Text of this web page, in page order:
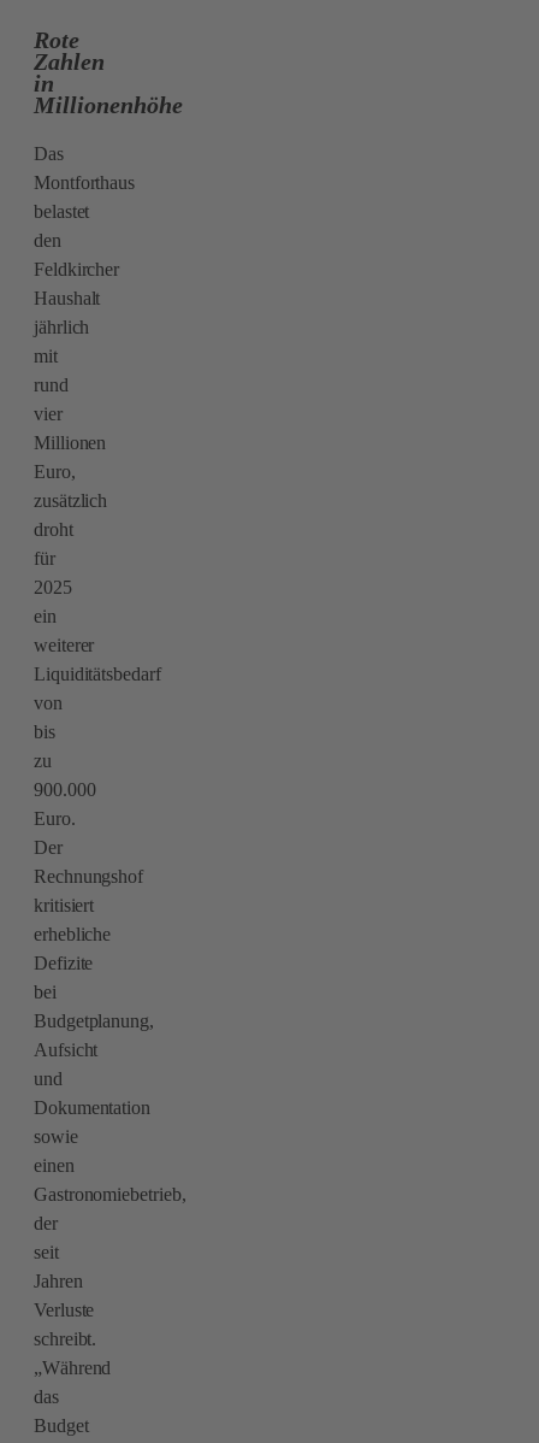
Rote
Zahlen
in
Millionenhöhe
Das
Montforthaus
belastet
den
Feldkircher
Haushalt
jährlich
mit
rund
vier
Millionen
Euro,
zusätzlich
droht
für
2025
ein
weiterer
Liquiditätsbedarf
von
bis
zu
900.000
Euro.
Der
Rechnungshof
kritisiert
erhebliche
Defizite
bei
Budgetplanung,
Aufsicht
und
Dokumentation
sowie
einen
Gastronomiebetrieb,
der
seit
Jahren
Verluste
schreibt.
„Während
das
Budget